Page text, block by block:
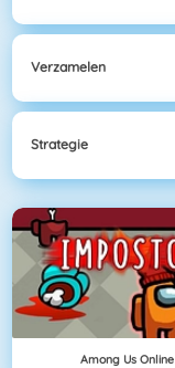
Verzamelen
Strategie
Among Us Online